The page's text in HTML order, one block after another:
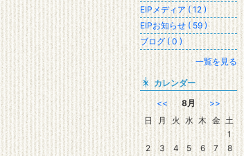
EIPメディア ( 12 )
EIPお知らせ ( 59 )
ブログ ( 0 )
一覧を見る
カレンダー
<<
8月
>>
日
月 火 水 木 金 土
1
2
3 4 5 6 7
8